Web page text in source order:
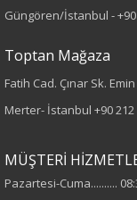
Desen
Düz
Güngören/İstanbul -
Toptan Mağaza
Fatih Cad. Çınar Sk.
Merter- İstanbul +90
MÜŞTERİ
Pazartesi-Cuma..........